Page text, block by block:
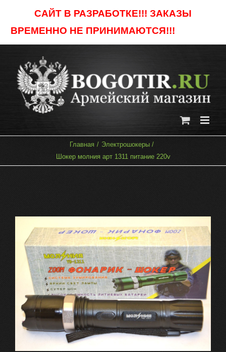
САЙТ В РАЗРАБОТКЕ!!! ЗАКАЗЫ
ВРЕМЕННО НЕ ПРИНИМАЮТСЯ!!!
content
Главная
Электрошокеры
Шокер молния арт 1311 питание 220v